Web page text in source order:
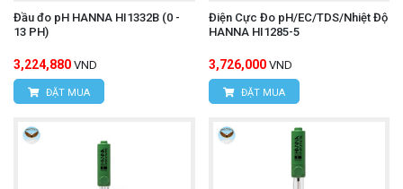
Đầu đo pH HANNA HI1332B (0 -
13 PH)
3,224,880 VND
ĐẶT MUA
Điện Cực Đo pH/EC/TDS/Nhiệt Độ
HANNA HI1285-5
3,726,000 VND
ĐẶT MUA